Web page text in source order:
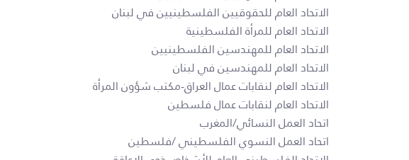
الاتحاد العام للحقوقيين الفلسطينيين في لبنان
الاتحاد العام للمرأة الفلسطينية
الاتحاد العام للمهندسين الفلسطينيين
الاتحاد العام للمهندسين في لبنان
الاتحاد العام لنقابات عمال العراق-مكتب شؤون المرأة
الاتحاد العام لنقابات عمال فلسطين
اتحاد العمل النسائي/المغرب
اتحاد العمل النسوي الفلسطيني /فلسطين